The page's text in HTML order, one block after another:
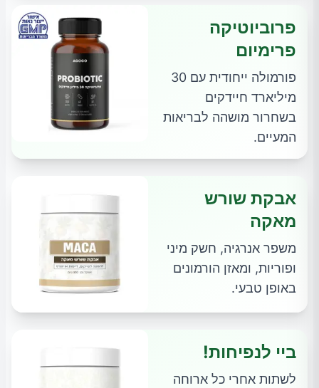
פרוביוטיקה
פרימיום
פורמולה ייחודית עם 30
מיליארד חיידקים
בשחרור מושהה לבריאות
המעיים.
אבקת שורש
מאקה
משפר אנרגיה, חשק מיני
ופוריות, ומאזן הורמונים
באופן טבעי.
ביי לנפיחות!
לשתות אחרי כל ארוחה